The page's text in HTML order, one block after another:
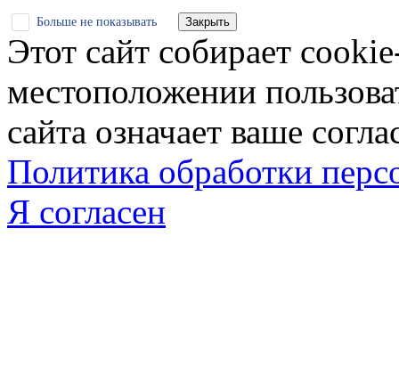
Больше не показывать Закрыть
Этот сайт собирает
местоположении
сайта означает ваше
Политика обработки
Я согласен